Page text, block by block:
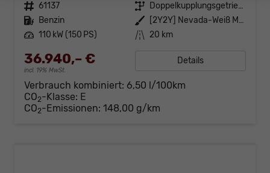
Fahrzeugnr. 61137 Getriebe
Doppelkupplungsgetriebe (DSG)
Kraftstoff Benzin Außenfarbe
[2Y2Y] Nevada-Weiß Metallic
Leistung 110 kW (150 PS) Kilometerstand 20 km
36.940,– €
incl. 19% MwSt.
Details
Verbrauch kombiniert: 6,50 l/100km
CO2-Klasse: E
CO2-Emissionen: 148,00 g/km